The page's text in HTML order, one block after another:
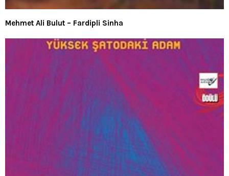
Mehmet Ali Bulut – Fardipli Sinha